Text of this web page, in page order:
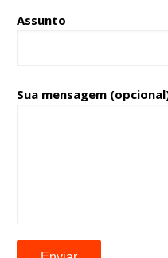
Assunto
Sua mensagem